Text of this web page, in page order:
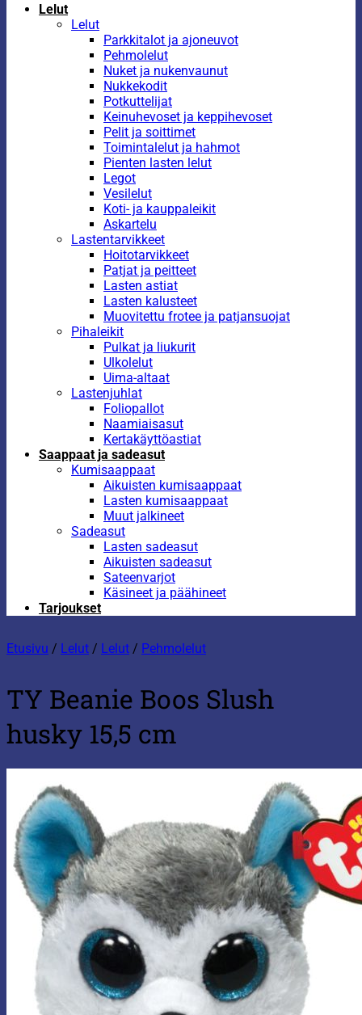
Lelut
Lelut
Parkkitalot ja ajoneuvot
Pehmolelut
Nuket ja nukenvaunut
Nukkekodit
Potkuttelijat
Keinuhevoset ja keppihevoset
Pelit ja soittimet
Toimintalelut ja hahmot
Pienten lasten lelut
Legot
Vesilelut
Koti- ja kauppaleikit
Askartelu
Lastentarvikkeet
Hoitotarvikkeet
Patjat ja peitteet
Lasten astiat
Lasten kalusteet
Muovitettu frotee ja patjansuojat
Pihaleikit
Pulkat ja liukurit
Ulkolelut
Uima-altaat
Lastenjuhlat
Foliopallot
Naamiaisasut
Kertakäyttöastiat
Saappaat ja sadeasut
Kumisaappaat
Aikuisten kumisaappaat
Lasten kumisaappaat
Muut jalkineet
Sadeasut
Lasten sadeasut
Aikuisten sadeasut
Sateenvarjot
Käsineet ja päähineet
Tarjoukset
Etusivu / Lelut / Lelut / Pehmolelut
TY Beanie Boos Slush
husky 15,5 cm